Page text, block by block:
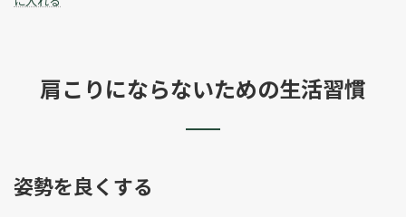
肩こりにならないための生活習慣
姿勢を良くする